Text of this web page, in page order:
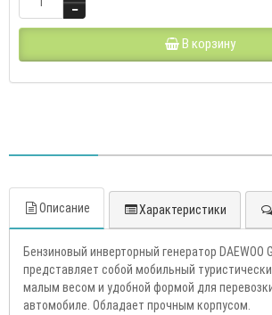
В корзину
Описание Характеристики
Бензиновый инверторный генератор DAEWOO
представляет собой мобильный
малым весом и удобной формой для
автомобиле. Обладает прочным корпусом.